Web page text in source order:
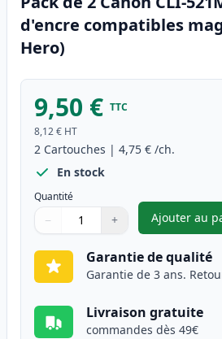
d'encre compatibles
Hero)
9,50 € TTC
8,12 € HT
2 Cartouches | 4,75 € /ch.
En stock
Quantité
Quantité
Utilisez les boutons pour ajuster
− +
Quantité
Ajouter au
,
Garantie de qualité
Garantie de 3 ans.
Livraison gratuite
commandes dès 49€